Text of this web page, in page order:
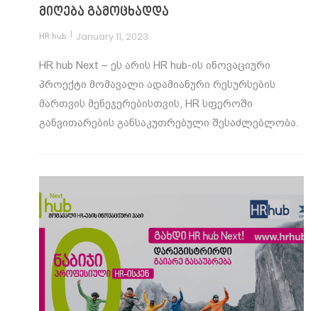
მიღება გამოცხადდა
HR hub | January 11, 2023
HR hub Next – ეს არის HR hub-ის ინოვაციური
პროექტი მომავალი ადამიანური რესურსების
მართვის მენეჯერებისთვის, HR სფეროში
განვითარების განსაკუთრებული შესაძლებლობა.